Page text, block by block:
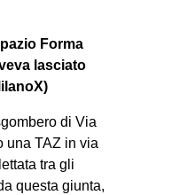
Forma
lasciato
di Via
una TAZ in via
tra gli
questa giunta,